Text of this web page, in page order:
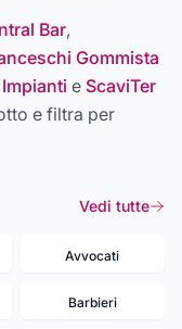
Bar,
Gommista
e ScaviTer
e filtra per
Vedi tutte
Avvocati
Barbieri